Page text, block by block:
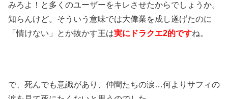
みろよ！と多くのユーザーをキレさせたからでしょうか。
知らんけど。そういう意味では大偉業を成し遂げたのに
「情けない」とか抜かす王は実にドラクエ2的ですね。
で、死んでも意識があり、仲間たちの涙…何よりサフィの